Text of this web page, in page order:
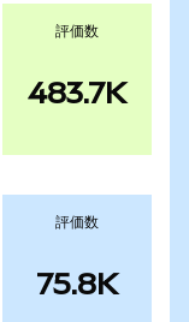
評価数
483.7K
評価数
75.8K